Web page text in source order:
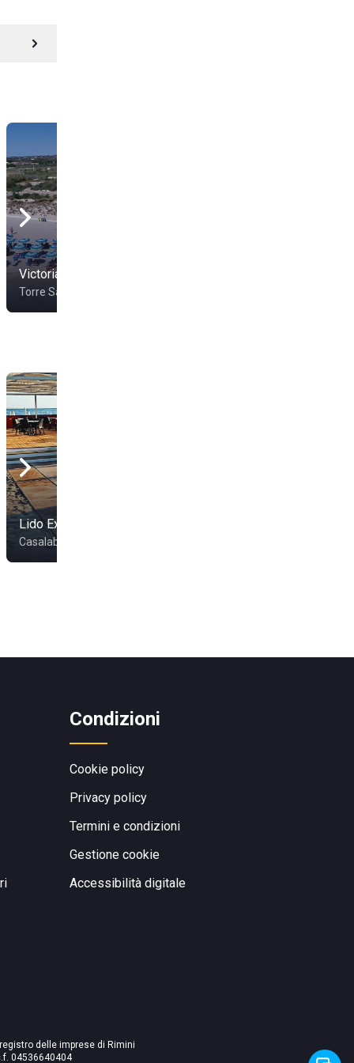
Victoria Lido
Torre San Giovanni
Lido Exotic
Casalabate
Condizioni
Cookie policy
Privacy policy
Termini e condizioni
Gestione cookie
Accessibilità digitale
delle imprese di Rimini
04536640404